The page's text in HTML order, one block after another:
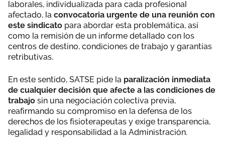
laborales, individualizada para cada profesional
afectado, la convocatoria urgente de una reunión con
este sindicato para abordar esta problemática, así
como la remisión de un informe detallado con los
centros de destino, condiciones de trabajo y garantías
retributivas.
En este sentido, SATSE pide la paralización inmediata
de cualquier decisión que afecte a las condiciones de
trabajo sin una negociación colectiva previa,
reafirmando su compromiso en la defensa de los
derechos de los fisioterapeutas y exige transparencia,
legalidad y responsabilidad a la Administración.